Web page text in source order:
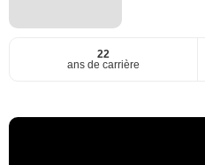
22
ans de carrière